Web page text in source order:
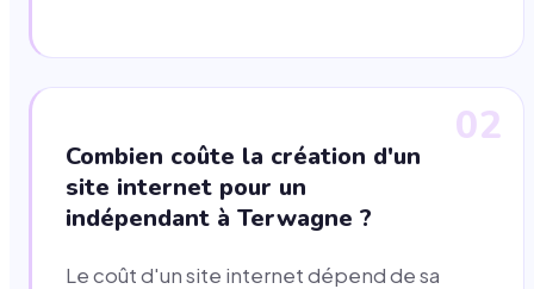
02
Combien coûte la création d'un
site internet pour un
indépendant à Terwagne ?
Le coût d'un site internet dépend de sa